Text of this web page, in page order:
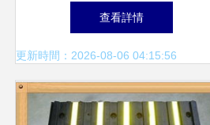
12分，還有這些標線千萬別
碰！
查看詳情
更新時間：2026-08-06 04:15:56